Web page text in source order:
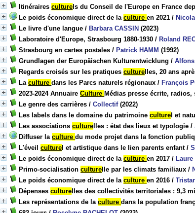
Itinérairesculture ls du Conseil de l'Europe en France
Le poids économique direct de lacultureen 2021 /
Le livre d'une langue / Barbara CASSIN (2023)
Laboratoire d'Europe, Strasbourg 1880-1930 / Roland
Strasbourg en cartes postales / Patrick HAMM (1992)
Grundlagen der Europäischen Kulturentwicklung /Alfons
Regards croisés sur les pratiquesculture lles, 20 ans
Laculturedans les Parcs naturels régionaux / François
2023-2024 AnnuaireCulture Médias presse écrite,
Le genre des carrières /Collectif(2022)
Les labels dans le domaine du patrimoineculture l et
Les associationsculture lles : état des lieux et typologie /
Diffuser laculturedu mode projet dans la fonction
L'éveilculture l et artistique dans le lien parents enfant/
Le poids économique direct de lacultureen 2017 / Laure
Primo-socialisationculture lle par les climats familiaux /
Le poids économique direct de lacultureen 2016 /
Dépensesculture lles des collectivités territoriales : 9,3
Les représentations de laculturedans la population